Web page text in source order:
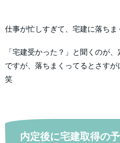
仕事が忙しすぎて、宅建に落ちま
「宅建受かった？」と聞くのが
ですが、落ちまくってるとさすが
笑
内定後に宅建取得の